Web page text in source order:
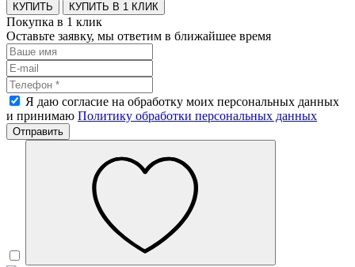
КУПИТЬ В 1 КЛИК
Покупка в 1 клик
Оставьте заявку, мы ответим в ближайшее время
Я даю согласие на обработку моих персональных данных
и принимаю Политику обработки персональных данных
Отправить